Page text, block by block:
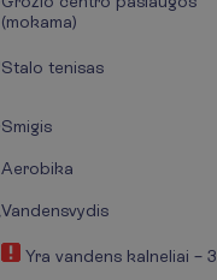
(mokama)
Stalo tenisas
Smigis
Aerobika
Vandensvydis
Yra vandens kalneliai – 3